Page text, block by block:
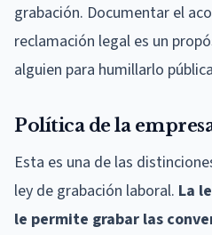
grabación. Documentar el
reclamación legal es un
alguien para humillarlo
Política de la
Esta es una de las
ley de grabación laboral. La
le permite grabar las